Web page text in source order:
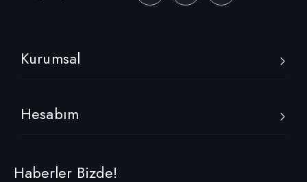
Kurumsal
Hesabım
Haberler Bizde!